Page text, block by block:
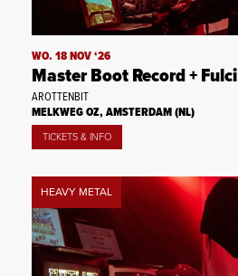
WO. 18 NOV ‘26
Master Boot Record + Fulci
AROTTENBIT
MELKWEG OZ, AMSTERDAM (NL)
TICKETS & INFO
HEAVY METAL